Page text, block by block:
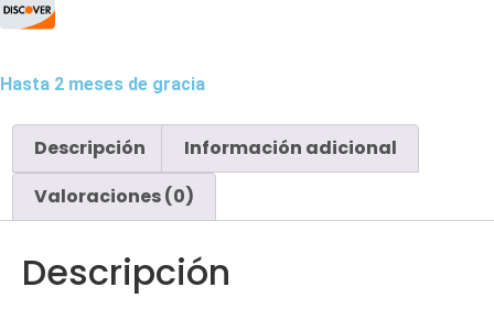
Hasta 2 meses de gracia
Descripción
Información adicional
Valoraciones (0)
Descripción